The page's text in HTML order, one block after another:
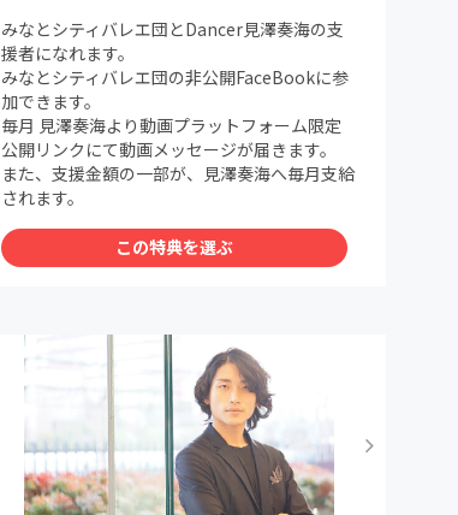
みなとシティバレエ団とDancer見澤奏海の支
援者になれます。
みなとシティバレエ団の非公開FaceBookに参
加できます。
毎月 見澤奏海より動画プラットフォーム限定
公開リンクにて動画メッセージが届きます。
また、支援金額の一部が、見澤奏海へ毎月支給
されます。
この特典を選ぶ